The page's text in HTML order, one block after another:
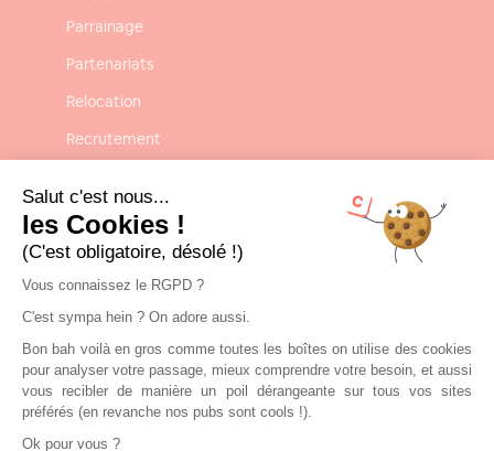
Parrainage
Partenariats
Relocation
Recrutement
Mentions légales
CGU-CGV
Contact
Nous contacter
contact@clickandrent.fr
01 84 80 02 40
Salut c'est nous...
les Cookies !
(C'est obligatoire, désolé !)
Vous connaissez le RGPD ?
C'est sympa hein ? On adore aussi.
Bon bah voilà en gros comme toutes les boîtes on utilise des cookies
pour analyser votre passage, mieux comprendre votre besoin, et aussi
vous recibler de manière un poil dérangeante sur tous vos sites
préférés (en revanche nos pubs sont cools !).
Ok pour vous ?